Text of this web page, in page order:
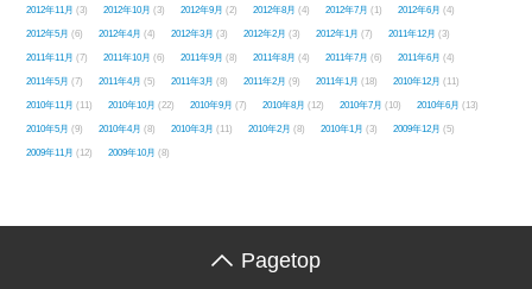
2012年11月 (3) 2012年10月 (3) 2012年9月 (2) 2012年8月 (4) 2012年7月 (1) 2012年6月 (4)
2012年5月 (6) 2012年4月 (4) 2012年3月 (3) 2012年2月 (3) 2012年1月 (7) 2011年12月 (3)
2011年11月 (7) 2011年10月 (6) 2011年9月 (8) 2011年8月 (4) 2011年7月 (6) 2011年6月 (4)
2011年5月 (7) 2011年4月 (5) 2011年3月 (8) 2011年2月 (9) 2011年1月 (18) 2010年12月 (11)
2010年11月 (11) 2010年10月 (22) 2010年9月 (7) 2010年8月 (12) 2010年7月 (10) 2010年6月 (13)
2010年5月 (9) 2010年4月 (8) 2010年3月 (11) 2010年2月 (8) 2010年1月 (3) 2009年12月 (5)
2009年11月 (12) 2009年10月 (8)
Pagetop